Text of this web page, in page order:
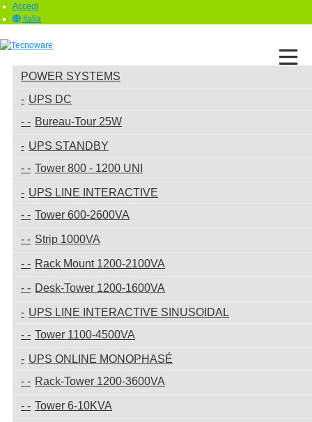
Accedi
Italia
POWER SYSTEMS
UPS DC
Bureau-Tour 25W
UPS STANDBY
Tower 800 - 1200 UNI
UPS LINE INTERACTIVE
Tower 600-2600VA
Strip 1000VA
Rack Mount 1200-2100VA
Desk-Tower 1200-1600VA
UPS LINE INTERACTIVE SINUSOIDAL
Tower 1100-4500VA
UPS ONLINE MONOPHASÉ
Rack-Tower 1200-3600VA
Tower 6-10KVA